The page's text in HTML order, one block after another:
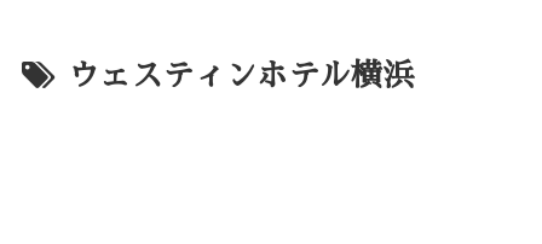
ウェスティンホテル横浜